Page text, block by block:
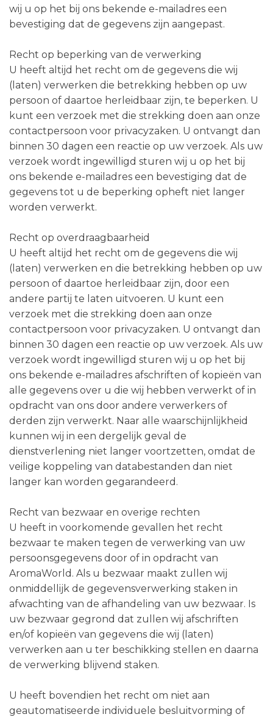
wij u op het bij ons bekende e-mailadres een
bevestiging dat de gegevens zijn aangepast.
Recht op beperking van de verwerking
U heeft altijd het recht om de gegevens die wij
(laten) verwerken die betrekking hebben op uw
persoon of daartoe herleidbaar zijn, te beperken. U
kunt een verzoek met die strekking doen aan onze
contactpersoon voor privacyzaken. U ontvangt dan
binnen 30 dagen een reactie op uw verzoek. Als uw
verzoek wordt ingewilligd sturen wij u op het bij
ons bekende e-mailadres een bevestiging dat de
gegevens tot u de beperking opheft niet langer
worden verwerkt.
Recht op overdraagbaarheid
U heeft altijd het recht om de gegevens die wij
(laten) verwerken en die betrekking hebben op uw
persoon of daartoe herleidbaar zijn, door een
andere partij te laten uitvoeren. U kunt een
verzoek met die strekking doen aan onze
contactpersoon voor privacyzaken. U ontvangt dan
binnen 30 dagen een reactie op uw verzoek. Als uw
verzoek wordt ingewilligd sturen wij u op het bij
ons bekende e-mailadres afschriften of kopieën van
alle gegevens over u die wij hebben verwerkt of in
opdracht van ons door andere verwerkers of
derden zijn verwerkt. Naar alle waarschijnlijkheid
kunnen wij in een dergelijk geval de
dienstverlening niet langer voortzetten, omdat de
veilige koppeling van databestanden dan niet
langer kan worden gegarandeerd.
Recht van bezwaar en overige rechten
U heeft in voorkomende gevallen het recht
bezwaar te maken tegen de verwerking van uw
persoonsgegevens door of in opdracht van
AromaWorld. Als u bezwaar maakt zullen wij
onmiddellijk de gegevensverwerking staken in
afwachting van de afhandeling van uw bezwaar. Is
uw bezwaar gegrond dat zullen wij afschriften
en/of kopieën van gegevens die wij (laten)
verwerken aan u ter beschikking stellen en daarna
de verwerking blijvend staken.
U heeft bovendien het recht om niet aan
geautomatiseerde individuele besluitvorming of